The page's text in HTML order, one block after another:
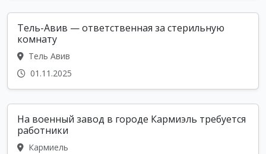
Тель-Авив — ответственная за стерильную
комнату
Тель Авив
01.11.2025
На военный завод в городе Кармиэль требуется
работники
Кармиель